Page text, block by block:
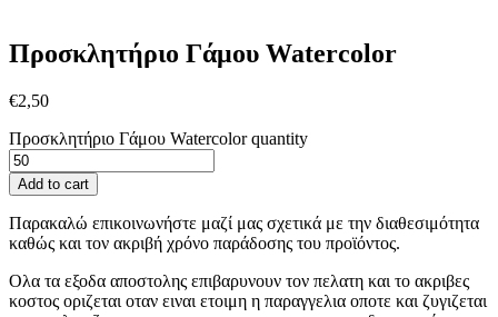
Προσκλητήριο Γάμου Watercolor
€2,50
Προσκλητήριο Γάμου Watercolor quantity
Add to cart
Παρακαλώ επικοινωνήστε μαζί μας σχετικά με την διαθεσιμότητα
καθώς και τον ακριβή χρόνο παράδοσης του προϊόντος.
Ολα τα εξοδα αποστολης επιβαρυνουν τον πελατη και το ακριβες
κοστος οριζεται οταν ειναι ετοιμη η παραγγελια οποτε και ζυγιζεται